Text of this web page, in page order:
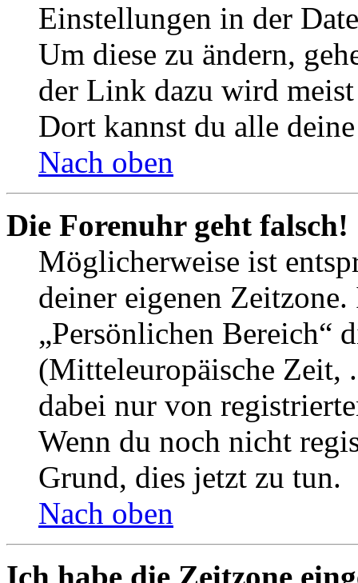
Einstellungen in der
Um diese zu ändern,
der Link dazu wird
Dort kannst du alle
Nach oben
Die Forenuhr geht falsch!
Möglicherweise ist
deiner eigenen
„Persönlichen Bereich“
(Mitteleuropäische Zeit,
dabei nur von
Wenn du noch nicht
Grund, dies jetzt zu tun.
Nach oben